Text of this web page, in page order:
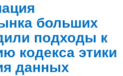
больших
подходы к
кодекса этики
данных